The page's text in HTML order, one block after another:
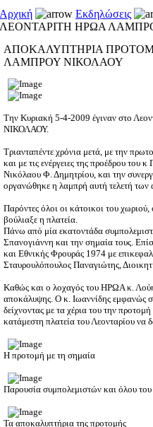
Αρχική Εκδηλώσεις
ΛΕΟΝΤΑΡΙΤΗ ΗΡΩΑ
ΑΠΟΚΑΛΥΠΤΗΡΙΑ
ΛΑΜΠΡΟΥ ΝΙΚΟΛΑΟΥ
Την Κυριακή 5-4-2009 έγιναν στο
ΝΙΚΟΛΑΟΥ.
Τριανταπέντε χρόνια μετά, με την
και με τις ενέργειες της προέδρου
Νικόλαου Φ. Δημητρίου, και την
οργανώθηκε η λαμπρή αυτή τελετή
Παρόντες όλοι οι κάτοικοι του
βούλιαξε η πλατεία.
Πάνω από μία εκατοντάδα
Σπανογιάννη και την σημαία τους.
και Εθνικής Φρουράς 1974 με
Σταυρουλόπουλος Παναγιώτης,
Καθώς και ο λοχαγός του ΗΡΩΑ κ.
αποκάλυψης. Ο κ. Ιωαννίδης εμφανώς
δείχνοντας με τα χέρια του την
κατάμεστη πλατεία του Λεονταρίου να
Η προτομή με τη σημαία
Παρουσία συμπολεμιστών και όλου
Τα αποκαλυπτήρια της προτομής